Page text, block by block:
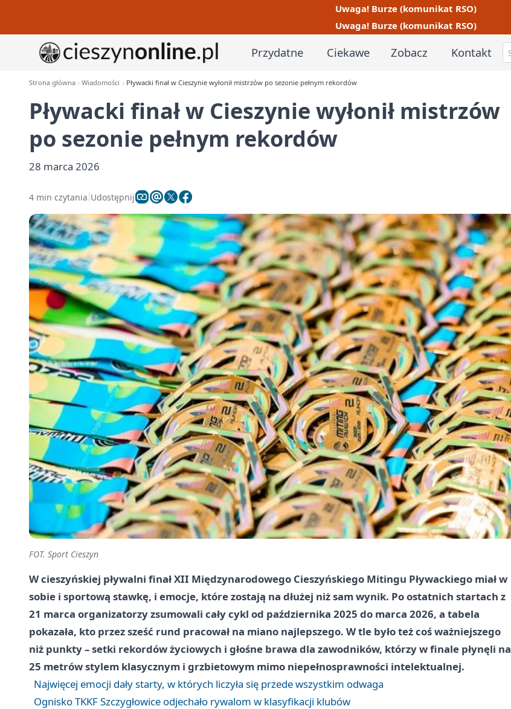
Uwaga! Burze (komunikat RSO)
Uwaga! Burze (komunikat RSO)
Przydatne Ciekawe Zobacz Kontakt
Strona główna Wiadomości Pływacki finał w Cieszynie wyłonił mistrzów po sezonie pełnym rekordów
Pływacki finał w Cieszynie wyłonił mistrzów
po sezonie pełnym rekordów
28 marca 2026
4 min czytania Udostępnij
FOT. Sport Cieszyn
W cieszyńskiej pływalni finał XII Międzynarodowego Cieszyńskiego Mitingu Pływackiego miał w
sobie i sportową stawkę, i emocje, które zostają na dłużej niż sam wynik. Po ostatnich startach z
21 marca organizatorzy zsumowali cały cykl od października 2025 do marca 2026, a tabela
pokazała, kto przez sześć rund pracował na miano najlepszego. W tle było też coś ważniejszego
niż punkty – setki rekordów życiowych i głośne brawa dla zawodników, którzy w finale płynęli na
25 metrów stylem klasycznym i grzbietowym mimo niepełnosprawności intelektualnej.
Najwięcej emocji dały starty, w których liczyła się przede wszystkim odwaga
Ognisko TKKF Szczygłowice odjechało rywalom w klasyfikacji klubów